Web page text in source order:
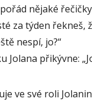
nějaké
za týden řekneš,
nespí, jo?“
Jolana přikývne:
ve své roli